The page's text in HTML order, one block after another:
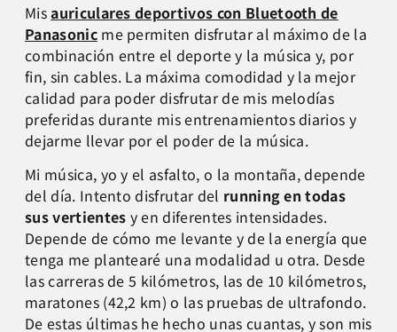
Misauriculares deportivos con Bluetooth de
Panasonicme permiten disfrutar al máximo de la
combinación entre el deporte y la música y, por
fin, sin cables. La máxima comodidad y la mejor
calidad para poder disfrutar de mis melodías
preferidas durante mis entrenamientos diarios y
dejarme llevar por el poder de la música.
Mi música, yo y el asfalto, o la montaña, depende
del día. Intento disfrutar del running en todas
sus vertientes y en diferentes intensidades.
Depende de cómo me levante y de la energía que
tenga me plantearé una modalidad u otra. Desde
las carreras de 5 kilómetros, las de 10 kilómetros,
maratones (42,2 km) o las pruebas de ultrafondo.
De estas últimas he hecho unas cuantas, y son mis